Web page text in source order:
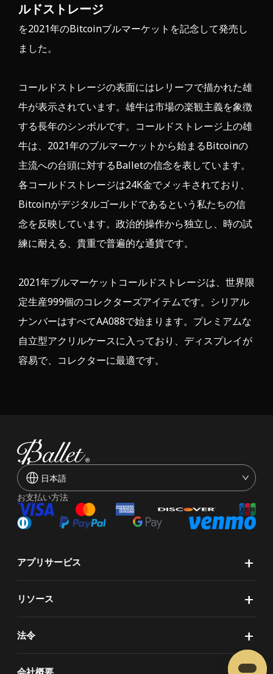
ルドストレージ
を2021年のBitcoinブルマーケットを記念して発売し
ました。
コールドストレージの表面にはレリーフで描かれた雄
牛が表示されています。雄牛は市場の楽観主義を象徴
する長年のシンボルです。コールドストレージ上の雄
牛は、2021年のブルマーケットから始まるBitcoinの
主流への台頭に対するBalletの信念を表しています。
各コールドストレージは24K金でメッキされており、
Bitcoinがデジタルゴールドであるという私たちの信
念を反映しています。政治的操作から独立し、時の試
練に耐える、貴重で普遍的な通貨です。
2021年ブルマーケットコールドストレージは、世界限
定生産999個のコレクターズアイテムです。シリアル
ナンバーはすべてAA088で始まります。プレミアムな
自立型アクリルケースに入っており、ディスプレイが
容易で、コレクターに最適です。
日本語
お支払い方法
+
アプリサービス
+
リソース
+
法令
会社概要